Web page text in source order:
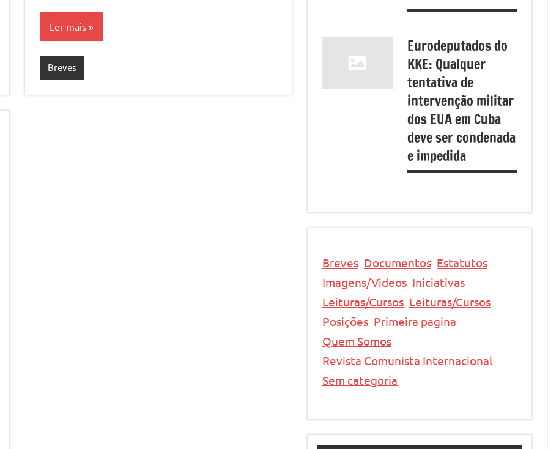
Ler mais
Breves
Eurodeputados do
KKE: Qualquer
tentativa de
intervenção militar
dos EUA em Cuba
deve ser condenada
e impedida
Breves Documentos Estatutos
Imagens/Videos Iniciativas
Leituras/Cursos Leituras/Cursos
Posições Primeira pagina
Quem Somos
Revista Comunista Internacional
Sem categoria